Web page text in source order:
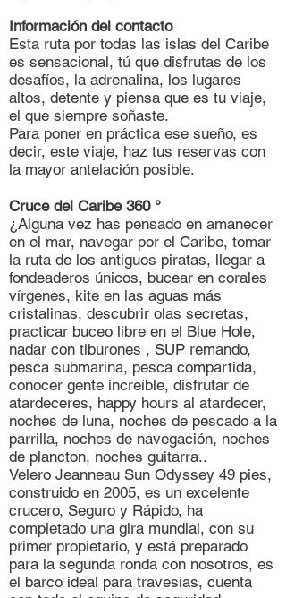
Información del contacto
Esta ruta por todas las islas del Caribe
es sensacional, tú que disfrutas de los
desafíos, la adrenalina, los lugares
altos, detente y piensa que es tu viaje,
el que siempre soñaste.
Para poner en práctica ese sueño, es
decir, este viaje, haz tus reservas con
la mayor antelación posible.
Cruce del Caribe 360 ​​°
¿Alguna vez has pensado en amanecer
en el mar, navegar por el Caribe, tomar
la ruta de los antiguos piratas, llegar a
fondeaderos únicos, bucear en corales
vírgenes, kite en las aguas más
cristalinas, descubrir olas secretas,
practicar buceo libre en el Blue Hole,
nadar con tiburones , SUP remando,
pesca submarina, pesca compartida,
conocer gente increíble, disfrutar de
atardeceres, happy hours al atardecer,
noches de luna, noches de pescado a la
parrilla, noches de navegación, noches
de plancton, noches guitarra..
Velero Jeanneau Sun Odyssey 49 pies,
construido en 2005, es un excelente
crucero, Seguro y Rápido, ha
completado una gira mundial, con su
primer propietario, y está preparado
para la segunda ronda con nosotros, es
el barco ideal para travesías, cuenta